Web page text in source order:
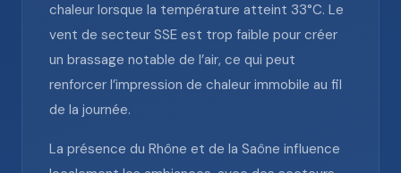
chaleur lorsque la température atteint 33°C. Le
vent de secteur SSE est trop faible pour créer
un brassage notable de l’air, ce qui peut
renforcer l’impression de chaleur immobile au fil
de la journée.
La présence du Rhône et de la Saône influence